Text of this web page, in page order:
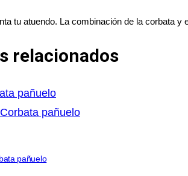
tu atuendo. La combinación de la corbata
relacionados
pañuelo